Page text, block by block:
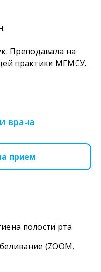
Преподавала на
практики МГМСУ.
врача
прием
полости рта
(ZOOM,